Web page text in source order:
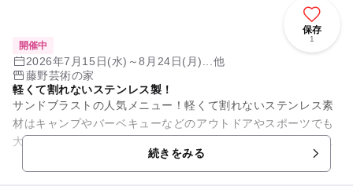
保存
1
開催中
2026年7月15日(水)～8月24日(月)...他
藤野芸術の家
軽くて割れないステンレス製！
サンドブラストの人気メニュー！軽くて割れないステンレス素
材はキャンプやバーベキューなどのアウトドアやスポーツでも
大活躍！真空二重構造なので、冷たさキープ。温かい飲み物を
入れても外側は熱くなりませ...続きをみる